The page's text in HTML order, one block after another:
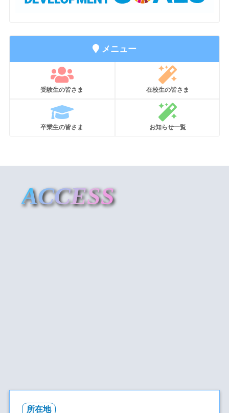
メニュー
受験生の皆さま 在校生の皆さま
卒業生の皆さま お知らせ一覧
ACCESS
所在地